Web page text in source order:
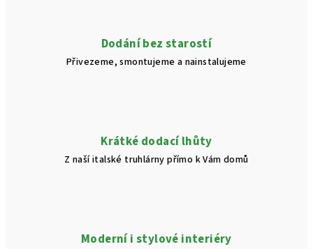
í
r
v
ý
p
Dodání bez starostí
Přivezeme, smontujeme a nainstalujeme
Krátké dodací lhůty
Z naší italské truhlárny přímo k Vám domů
Moderní i stylové interiéry